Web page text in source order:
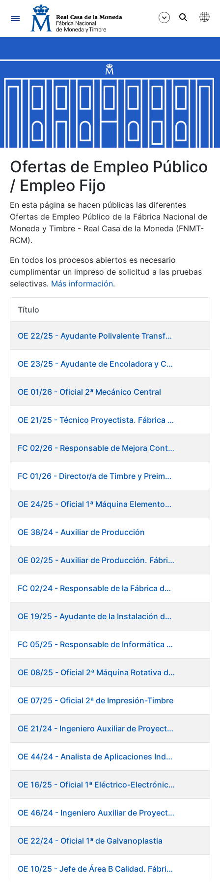
Navegación
Mostrar/Ocultar
Mostrar/Ocultar
Mostrar/Ocultar
Mostrar/Ocultar
Mostrar/Ocultar
Mostrar/Ocultar
Mostrar/Ocultar
Mostrar/Ocultar
Ofertas de Empleo Público
/ Empleo Fijo
En esta página se hacen públicas las diferentes
Ofertas de Empleo Público de la Fábrica Nacional de
Moneda y Timbre - Real Casa de la Moneda (FNMT-
RCM).
En todos los procesos abiertos es necesario
cumplimentar un impreso de solicitud a las pruebas
selectivas. Más información.
Título
OE 22/25 - Ayudante Polivalente Transformados/Acabados
OE 23/25 - Ayudante de Encoladora y Calandra Máquina de Papel. Fábrica de Papel
OE 01/26 - Oficial 2ª Mecánico Central
OE 21/25 - Técnico Proyectista. Fábrica de Papel
FC 02/26 - Responsable de Mejora Continua - Burgos
FC 01/26 - Director/a de Timbre y Preimpresión
OE 24/25 - Oficial 1ª Máquina Elementos de Seguridad
OE 38/24 - Auxiliar de Producción
OE 02/25 - Auxiliar de Producción. Fábrica de Papel
FC 02/24 - Responsable de la Fábrica de Papel (Burgos)
OE 19/25 - Ayudante de la Instalación de Preparación de Pastas. Fábrica de Papel
FC 05/25 - Responsable de Informática de Sistemas y Atención a Usuarios
OE 08/25 - Oficial 2ª Máquina Rotativa de Sellos
OE 07/25 - Oficial 2ª de Impresión-Timbre
OE 21/24 - Ingeniero Auxiliar de Proyectos
OE 44/24 - Analista de Aplicaciones Industriales
OE 16/25 - Oficial 1ª Eléctrico-Electrónico Fábrica Papel
OE 46/24 - Ingeniero Auxiliar de Proyectos. Ceres
OE 22/24 - Oficial 1ª de Galvanoplastia
OE 10/25 - Jefe de Área B Calidad. Fábrica Papel